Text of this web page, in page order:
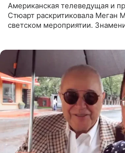
Американская телеведущая и
Стюарт раскритиковала Меган
светском мероприятии.